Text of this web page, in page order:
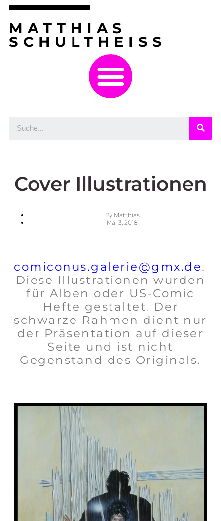
MATTHIAS
SCHULTHEISS
Cover Illustrationen
ByMatthias
Mai 3, 2018
comiconus.galerie@gmx.de.
Diese Illustrationen wurden
für Alben oder US-Comic
Hefte gestaltet. Der
schwarze Rahmen dient nur
der Präsentation auf dieser
Seite und ist nicht
Gegenstand des Originals.